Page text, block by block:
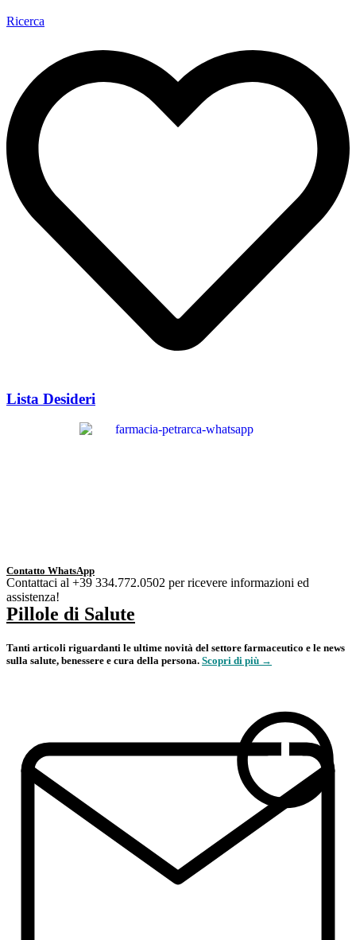
Ricerca
Lista Desideri
Contatto WhatsApp
Contattaci al +39 334.772.0502 per ricevere informazioni ed
assistenza!
Pillole di Salute
Tanti articoli riguardanti le ultime novità del settore farmaceutico e le news
sulla salute, benessere e cura della persona. Scopri di più →